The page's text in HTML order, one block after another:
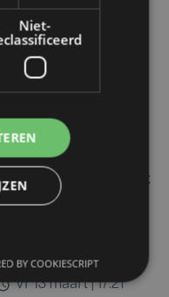
toekomst van
aan fietstunnel
R32 in Hooglede
nieuwe fase in: oprit
dicht
vr 13 maart | 17:21
Niet-
BY COOKIESCRIPT